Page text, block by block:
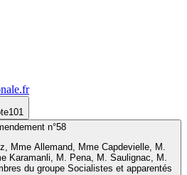
101
n°58
Mme Allemand, Mme Capdevielle, M.
Karamanli, M. Pena, M. Saulignac, M.
du groupe Socialistes et apparentés